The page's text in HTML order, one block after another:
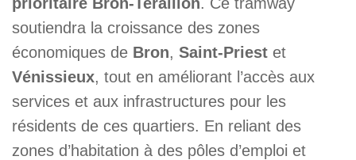
soutiendra la croissance des zones
économiques de Bron, Saint-Priest et
Vénissieux, tout en améliorant l’accès aux
services et aux infrastructures pour les
résidents de ces quartiers. En reliant des
zones d’habitation à des pôles d’emploi et